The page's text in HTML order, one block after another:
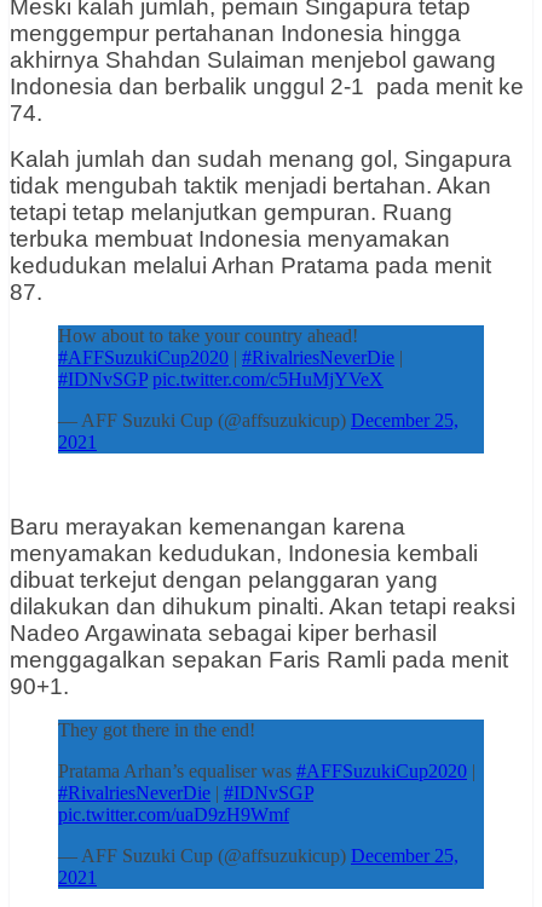
Meski kalah jumlah, pemain Singapura tetap
menggempur pertahanan Indonesia hingga
akhirnya Shahdan Sulaiman menjebol gawang
Indonesia dan berbalik unggul 2-1 pada menit ke
74.
Kalah jumlah dan sudah menang gol, Singapura
tidak mengubah taktik menjadi bertahan. Akan
tetapi tetap melanjutkan gempuran. Ruang
terbuka membuat Indonesia menyamakan
kedudukan melalui Arhan Pratama pada menit
87.
How about to take your country ahead!
#AFFSuzukiCup2020 | #RivalriesNeverDie |
#IDNvSGP pic.twitter.com/c5HuMjYVeX
— AFF Suzuki Cup (@affsuzukicup) December 25,
2021
Baru merayakan kemenangan karena
menyamakan kedudukan, Indonesia kembali
dibuat terkejut dengan pelanggaran yang
dilakukan dan dihukum pinalti. Akan tetapi reaksi
Nadeo Argawinata sebagai kiper berhasil
menggagalkan sepakan Faris Ramli pada menit
90+1.
They got there in the end!
Pratama Arhan’s equaliser was #AFFSuzukiCup2020 |
#RivalriesNeverDie | #IDNvSGP
pic.twitter.com/uaD9zH9Wmf
— AFF Suzuki Cup (@affsuzukicup) December 25,
2021